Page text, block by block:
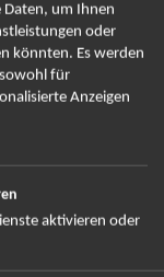
Daten, um Ihnen
oder
könnten. Es werden
für
Anzeigen
aktivieren oder